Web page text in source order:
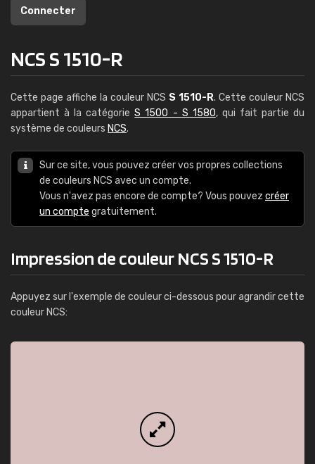
Connecter
NCS S 1510-R
Cette page affiche la couleur NCS S 1510-R. Cette couleur NCS
appartient à la catégorieS 1500 - S 1580, qui fait partie du
système de couleurs NCS.
Sur ce site, vous pouvez créer vos propres collections
de couleurs NCS avec un compte.
Vous n'avez pas encore de compte? Vous pouvez créer
un compte gratuitement.
Impression de couleur NCS S 1510-R
Appuyez sur l'exemple de couleur ci-dessous pour agrandir cette
couleur NCS: